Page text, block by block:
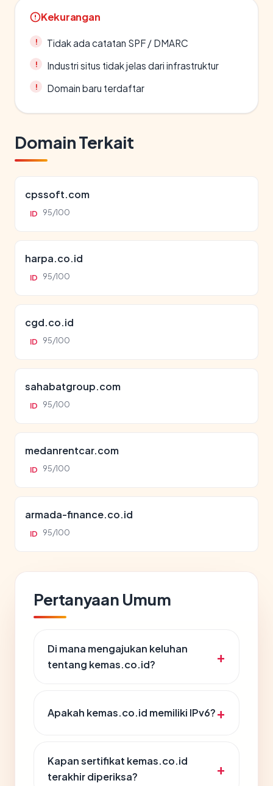
Kekurangan
Tidak ada catatan SPF / DMARC
Industri situs tidak jelas dari infrastruktur
Domain baru terdaftar
Domain Terkait
cpssoft.com
ID 95/100
harpa.co.id
ID 95/100
cgd.co.id
ID 95/100
sahabatgroup.com
ID 95/100
medanrentcar.com
ID 95/100
armada-finance.co.id
ID 95/100
Pertanyaan Umum
Di mana mengajukan keluhan
tentang kemas.co.id?
Apakah kemas.co.id memiliki IPv6?
Kapan sertifikat kemas.co.id
terakhir diperiksa?